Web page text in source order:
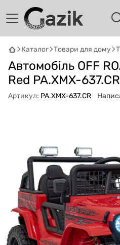
Каталог Товари для дому
Автомобіль OFF
Red PA.XMX-637.CR
Артикул: PA.XMX-637.CR
GAZIKAI
Привіт! 👋 Я Gazik AI —